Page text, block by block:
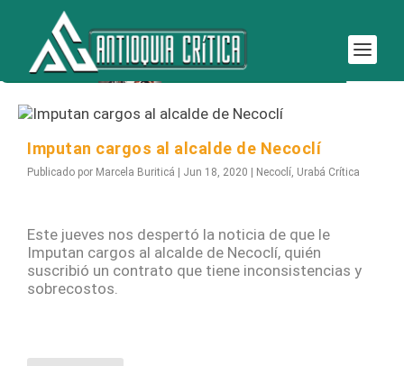
Etiqueta:
Imputan cargos al alcalde de Necoclí
Publicado por Marcela Buriticá | Jun 18, 2020 | Necoclí Urabá Crítica
Este jueves nos despertó la noticia de que le
Imputan cargos al alcalde de Necoclí, quién
suscribió un contrato que tiene inconsistencias y
sobrecostos.